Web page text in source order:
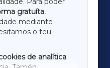
gratuíta,
mediante
o teu
de analítica